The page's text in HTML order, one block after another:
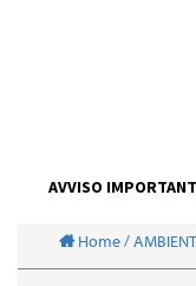
AVVISO
Home /